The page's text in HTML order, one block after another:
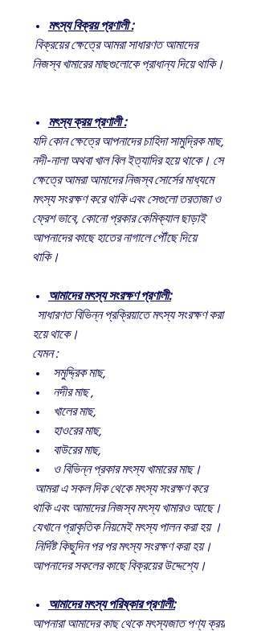
মৎস্য বিক্রয় প্রণালী :
বিক্রয়ের ক্ষেত্রে আমরা সাধারণত আমাদের
নিজস্ব খামারের মাছগুলোকে প্রাধান্য দিয়ে থাকি।
মৎস্য ক্রয় প্রণালী :
যদি কোন ক্ষেত্রে আপনাদের চাহিদা সামুদ্রিক মাছ,
নদী-নালা অথবা খাল বিল ইত্যাদির হয়ে থাকে। সে
ক্ষেত্রে আমরা আমাদের নিজস্ব সোর্সের মাধ্যমে
মৎস্য সংরক্ষণ করে থাকি এবং সেগুলো তরতাজা ও
ফ্রেশ ভাবে, কোনো প্রকার কেমিক্যাল ছাড়াই
আপনাদের কাছে হাতের নাগালে পৌঁছে দিয়ে
থাকি।
আমাদের মৎস্য সংরক্ষণ প্রণালী:
সাধারণত বিভিন্ন প্রক্রিয়াতে মৎস্য সংরক্ষণ করা
হয়ে থাকে।
যেমন :
সমুদ্দ্রিক মাছ,
নদীর মাছ ,
খালের মাছ,
হাওরের মাছ,
বাউরের মাছ,
ও বিভিন্ন প্রকার মৎস্য খামারের মাছ।
আমরা এ সকল দিক থেকে মৎস্য সংরক্ষণ করে
থাকি এবং আমাদের নিজস্ব মৎস্য খামারও আছে।
যেখানে প্রাকৃতিক নিয়মেই মৎস্য পালন করা হয় ।
নির্দিষ্ট কিছুদিন পর পর মৎস্য সংরক্ষণ করা হয়।
আপনাদের সকলের কাছে বিক্রয়ের উদ্দেশ্যে।
আমাদের মৎস্য পরিষ্কার প্রণালী:
আপনারা আমাদের কাছ থেকে মৎস্যজাত পণ্য ক্রয়